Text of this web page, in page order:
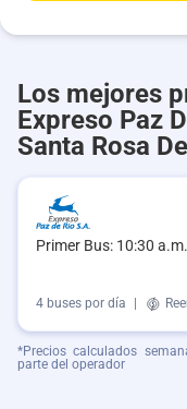
Los mejores
Expreso Paz
Santa Rosa
Primer Bus: 10:30 a.m.
4 buses por día
*Precios calculados
parte del operador